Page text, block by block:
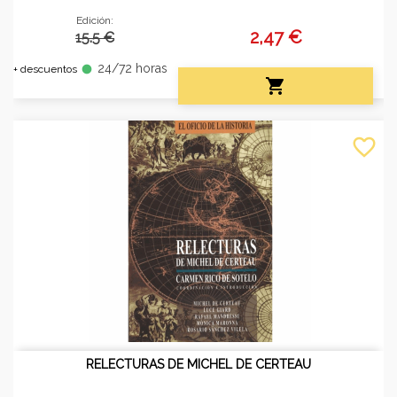
Edición:
15.5 €
+ descuentos fiber_manual_record 24/72 horas
2,47 €

RELECTURAS DE MICHEL DE CERTEAU
favorite_border